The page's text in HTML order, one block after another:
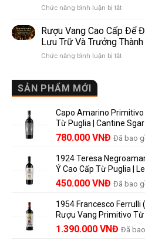
So
Dễ
Hiểu
Người
Điểm
khác
nhau
và
vì
lựa
chọn
đáng
Chức năng bình luận bị tắtở
en
Bouteille
au
Château
nhãn
rượu
vang
và
những
người
vang
nên
biết
Rượu Vang Cao Cấp Để
Lưu Trữ Và Trưởng Thành
Chức năng bình luận bị tắtở
Được
Bao
Lâu?
Hướng
Lưu
Trữ
Và
Thành
SẢN PHẨM MỚI
Capo Amarino
Từ Puglia | Cantine
Giá
là:
858.000 VNĐ.
780.000 VNĐ Giá
tại
là:
Đã bao
1924 Teresa
Ý Cao Cấp Từ Puglia |
Giá
là:
495.000 VNĐ.
450.000 VNĐ Giá
tại
là:
Đã bao
1954 Francesco Ferrulli
Rượu Vang Primitivo Từ
Giá
1.390.000 VNĐ Giá
Đã